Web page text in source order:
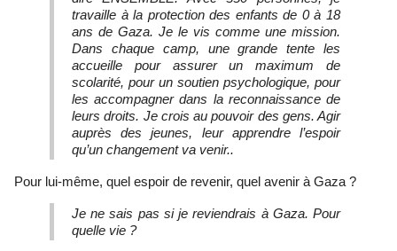
travaille à la protection des enfants de 0 à 18
ans de Gaza. Je le vis comme une mission.
Dans chaque camp, une grande tente les
accueille pour assurer un maximum de
scolarité, pour un soutien psychologique, pour
les accompagner dans la reconnaissance de
leurs droits. Je crois au pouvoir des gens. Agir
auprès des jeunes, leur apprendre l’espoir
qu’un changement va venir..
Pour lui-même, quel espoir de revenir, quel avenir à Gaza ?
Je ne sais pas si je reviendrais à Gaza. Pour
quelle vie ?